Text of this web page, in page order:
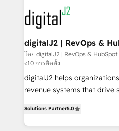
www.onthefuze.com/hubspot-admin
learn more!
experts in marketing
CRM and webdesign (We
customers).
digitalJ2 | RevOps &
Implementations
โดย digitalJ2 | RevOps &
<10 การติดตั้ง
digitalJ2 helps
revenue systems that drive
Partner, we specialize in
planning and hands-on
Solutions Partner5.0